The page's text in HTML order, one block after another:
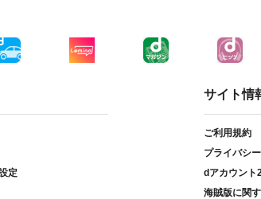
定
サイト情
ご利用規約
プライバシ
dアカウント
海賊版に関